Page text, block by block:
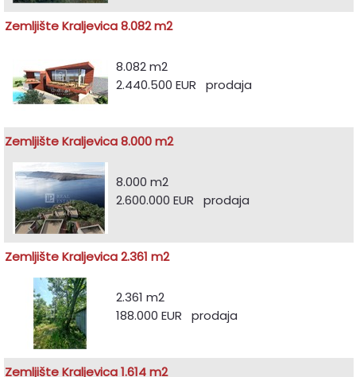
Zemljište Kraljevica 8.082 m2
8.082 m2
2.440.500 EUR prodaja
Zemljište Kraljevica 8.000 m2
8.000 m2
2.600.000 EUR prodaja
Zemljište Kraljevica 2.361 m2
2.361 m2
188.000 EUR prodaja
Zemljište Kraljevica 1.614 m2